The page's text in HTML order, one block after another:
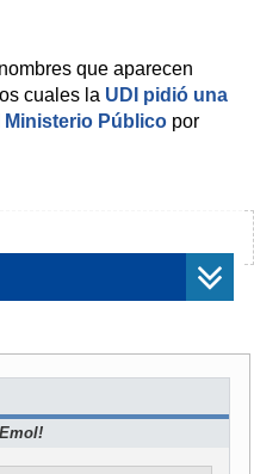
que aparecen
cuales la UDI pidió una
Público por
en rumores", señaló
Canal 24 Horas.
se sindica a nuestro
de prensa. Se repite
No tengo ningún tipo de